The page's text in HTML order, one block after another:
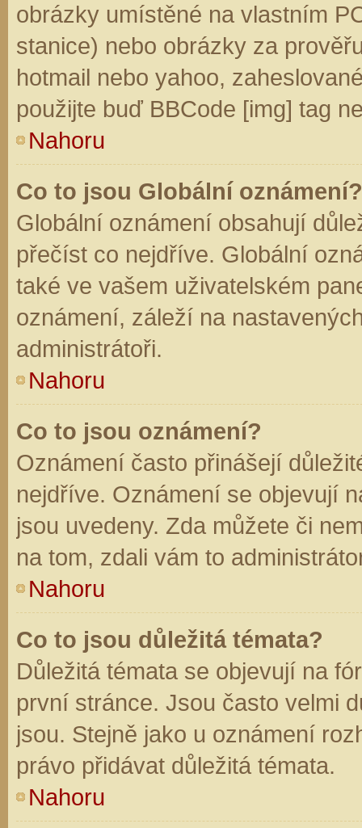
obrázky umístěné na vlastním
stanice) nebo obrázky za
hotmail nebo yahoo,
použijte buď BBCode [img] tag
Nahoru
Co to jsou Globální oznámení?
Globální oznámení obsahují
přečíst co nejdříve. Globální
také ve vašem uživatelském
oznámení, záleží na
administrátoři.
Nahoru
Co to jsou oznámení?
Oznámení často přinášejí
nejdříve. Oznámení se objevují
jsou uvedeny. Zda můžete či
na tom, zdali vám to
Nahoru
Co to jsou důležitá témata?
Důležitá témata se objevují na
první stránce. Jsou často velmi
jsou. Stejně jako u oznámení
právo přidávat důležitá témata.
Nahoru